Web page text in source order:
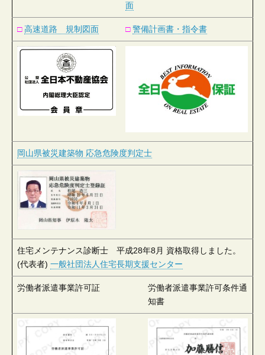
面
□ 高速道路 規制図面 □ 警備計画書・指令書
岡山県被災建築物 応急危険度判定士
住宅メンテナンス診断士 平成28年8月 資格取得しました。
(代表者) 一般社団法人住宅長期支援センター
労働者派遣事業許可証
労働者派遣事業許可条件通
知書